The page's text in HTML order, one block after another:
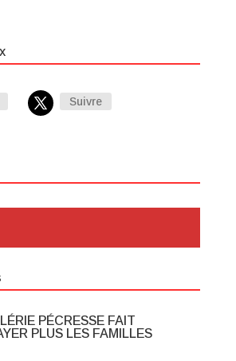
Suivre
PÉCRESSE FAIT
PLUS LES FAMILLES